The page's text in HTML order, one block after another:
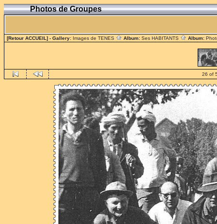
Photos de Groupes
[Retour ACCUEIL] - Gallery: Images de TENES Album: Ses HABITANTS Album:
26 of